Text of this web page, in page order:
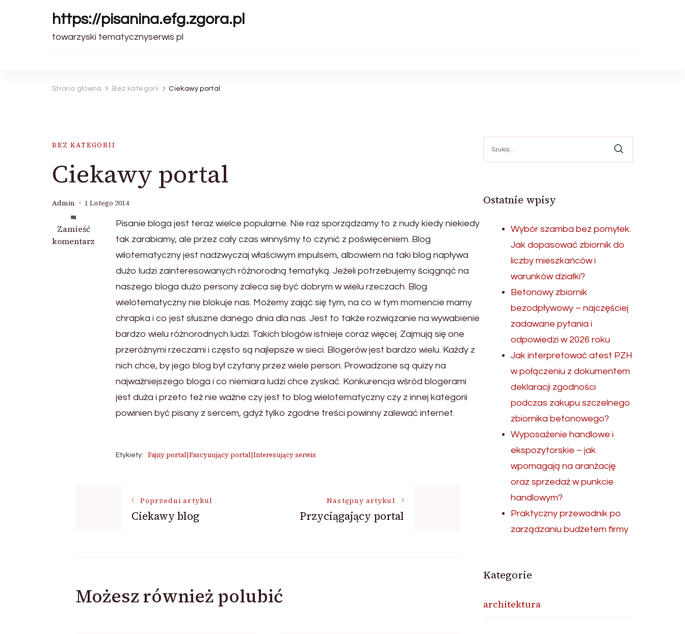
https://pisanina.efg.zgora.pl
towarzyski tematycznyserwis pl
Strona główna Bez kategorii Ciekawy portal
BEZ KATEGORII
Ciekawy portal
Admin 1 Lutego 2014
Zamieść
komentarz
we
wpisie
Pisanie bloga jest teraz wielce popularne. Nie raz sporządzamy to z nudy kiedy niekiedy
tak zarabiamy, ale przez cały czas winnyśmy to czynić z poświęceniem. Blog
wilotematyczny jest nadzwyczaj właściwym impulsem, albowiem na taki blog napływa
dużo ludzi zainteresowanych różnorodną tematyką. Jeżeli potrzebujemy ściągnąć na
naszego bloga dużo persony zaleca się być dobrym w wielu rzeczach. Blog
wielotematyczny nie blokuje nas. Możemy zająć się tym, na co w tym momencie mamy
chrapka i co jest słuszne danego dnia dla nas. Jest to także rozwiązanie na wywabienie
bardzo wielu różnorodnych ludzi. Takich blogów istnieje coraz więcej. Zajmują się one
przeróżnymi rzeczami i często są najlepsze w sieci. Blogerów jest bardzo wielu. Każdy z
nich chce, by jego blog był czytany przez wiele person. Prowadzone są quizy na
najważniejszego bloga i co niemiara ludzi chce zyskać. Konkurencja wśród blogerami
jest duża i przeto też nie ważne czy jest to blog wielotematyczny czy z innej kategorii
powinien być pisany z sercem, gdyż tylko zgodne treści powinny zalewać internet.
Etykiety: Fajny portal|Fascynujący portal|Interesujący serwis
NawigacjaPoprzedni artykuł
Ciekawy blog
Następny artykuł
Przyciągający portal
Możesz również polubić
Ostatnie wpisy
Wybór szamba bez pomyłek.
Jak dopasować zbiornik do
liczby mieszkańców i
warunków działki?
Betonowy zbiornik
bezodpływowy – najczęściej
zadawane pytania i
odpowiedzi w 2026 roku
Jak interpretować atest PZH
w połączeniu z dokumentem
deklaracji zgodności
podczas zakupu szczelnego
zbiornika betonowego?
Wyposażenie handlowe i
ekspozytorskie – jak
wpomagają na aranżację
oraz sprzedaż w punkcie
handlowym?
Praktyczny przewodnik po
zarządzaniu budżetem firmy
Kategorie
architektura